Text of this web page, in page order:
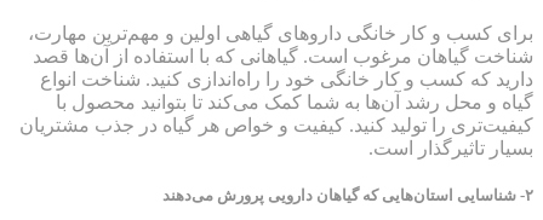
برای کسب و کار خانگی داروهای گیاهی اولین و مهم‌ترین مهارت،
شناخت گیاهان مرغوب است. گیاهانی که با استفاده از آن‌ها قصد
دارید که کسب و کار خانگی خود را راه‌اندازی کنید. شناخت انواع
گیاه و محل رشد آن‌ها به شما کمک می‌کند تا بتوانید محصول با
کیفیت‌تری را تولید کنید. کیفیت و خواص هر گیاه در جذب مشتریان
بسیار تاثیرگذار است.
۲- شناسایی استان‌هایی که گیاهان دارویی پرورش می‌دهند